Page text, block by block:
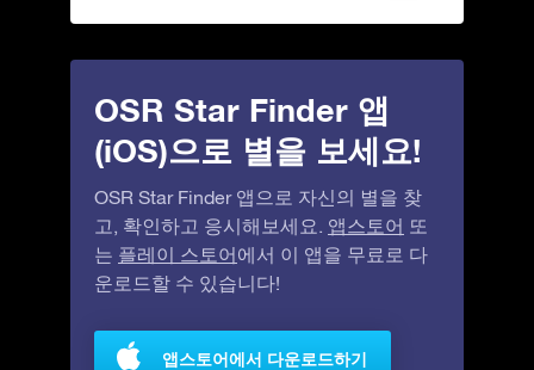
OSR Star Finder 앱
(iOS)으로 별을 보세요!
OSR Star Finder 앱으로 자신의 별을 찾
고, 확인하고 응시해보세요. 앱스토어 또
는 플레이 스토어에서 이 앱을 무료로 다
운로드할 수 있습니다!
앱스토어에서 다운로드하기